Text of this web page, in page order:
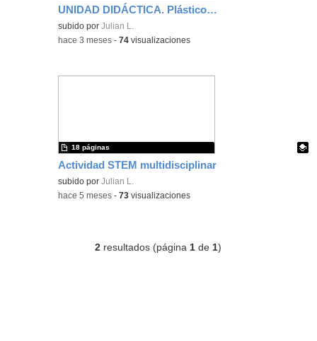
UNIDAD DIDÁCTICA. Plásticos, Nuevos Materiales y Sostenibilidad
Contenido educativo.
subido porJulian L.
-hace 3 meses -74 visualizaciones
Actividad STEM multidisciplinar
Contenido educativo.
subido porJulian L.
18 páginas
-hace 5 meses -73 visualizaciones
2 resultados (página 1 de 1)